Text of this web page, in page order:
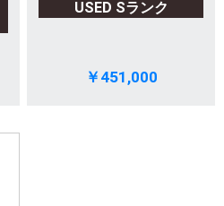
USED Sランク
￥451,000